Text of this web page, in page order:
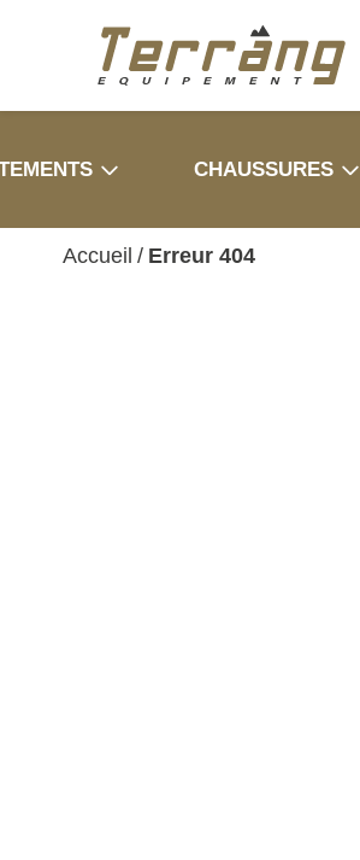
CHAUSSURES
Accueil / Erreur 404